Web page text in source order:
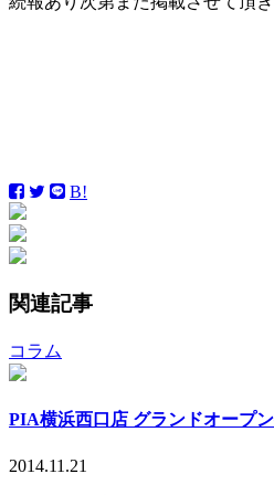
B!
関連記事
コラム
PIA横浜西口店 グランドオープ
2014.11.21